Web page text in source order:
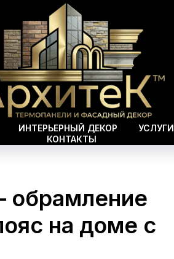
ИНТЕРЬЕРНЫЙ ДЕКОР УСЛУГИ
КОНТАКТЫ
обрамление
на доме с